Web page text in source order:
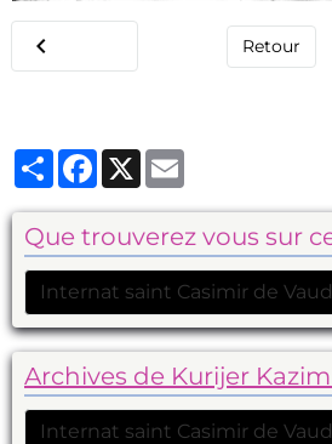
Retour
PartagerFacebook
X
Que trouverez vous sur
Archives de Kurijer